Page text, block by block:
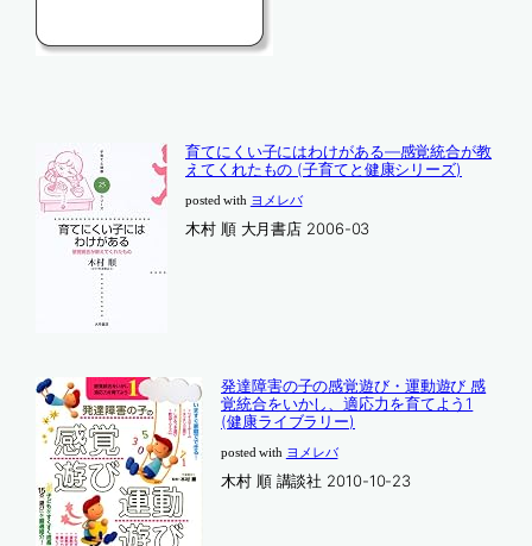
育てにくい子にはわけがある―感覚統合が教
えてくれたもの (子育てと健康シリーズ)
posted with ヨメレバ
木村 順 大月書店 2006-03
発達障害の子の感覚遊び・運動遊び 感
覚統合をいかし、適応力を育てよう1
(健康ライブラリー)
posted with ヨメレバ
木村 順 講談社 2010-10-23